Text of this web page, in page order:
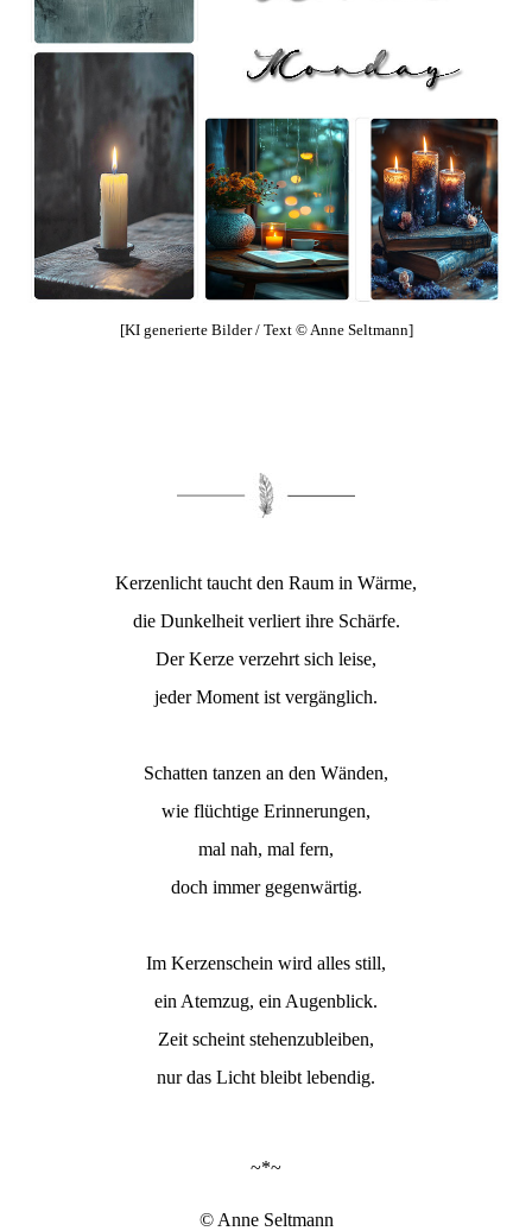
[KI generierte Bilder / Text © Anne Seltmann]
Kerzenlicht taucht den Raum in Wärme,
die Dunkelheit verliert ihre Schärfe.
Der Kerze verzehrt sich leise,
jeder Moment ist vergänglich.
Schatten tanzen an den Wänden,
wie flüchtige Erinnerungen,
mal nah, mal fern,
doch immer gegenwärtig.
Im Kerzenschein wird alles still,
ein Atemzug, ein Augenblick.
Zeit scheint stehenzubleiben,
nur das Licht bleibt lebendig.
~*~
© Anne Seltmann